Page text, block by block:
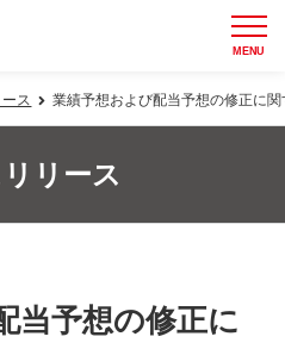
MENU
ス 業績予想および配当予想の修正に
リース
当予想の修正に